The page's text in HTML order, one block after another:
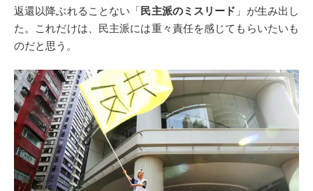
返還以降ぶれることない「 民主派のミスリード 」が生み出し
た。これだけは、民主派には重々責任を感じてもらいたいも
のだと思う。